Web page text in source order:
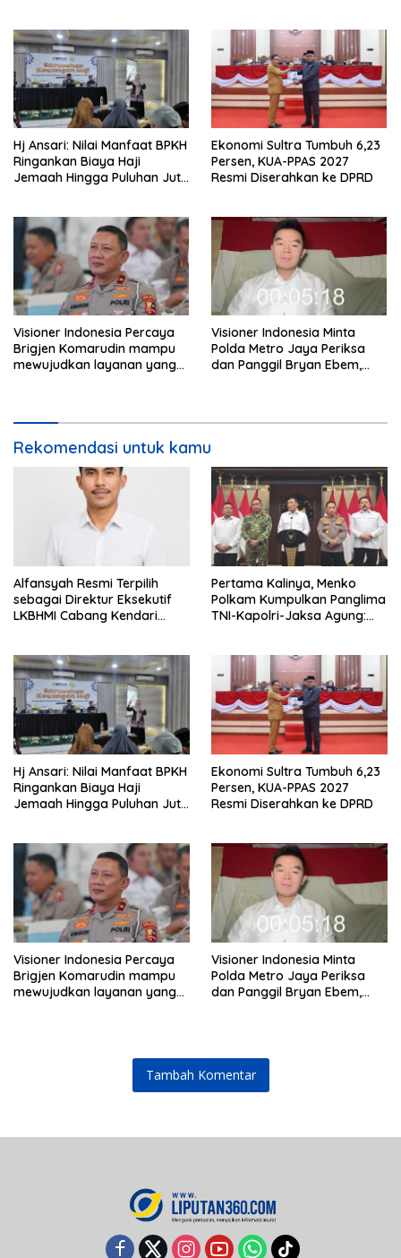
Hj Ansari: Nilai Manfaat BPKH
Ringankan Biaya Haji
Jemaah Hingga Puluhan Juta
Ekonomi Sultra Tumbuh 6,23
Persen, KUA-PPAS 2027
Resmi Diserahkan ke DPRD
Visioner Indonesia Percaya
Brigjen Komarudin mampu
mewujudkan layanan yang
Visioner Indonesia Minta
Polda Metro Jaya Periksa
dan Panggil Bryan Ebem,
Rekomendasi untuk kamu
Alfansyah Resmi Terpilih
sebagai Direktur Eksekutif
LKBHMI Cabang Kendari
Pertama Kalinya, Menko
Polkam Kumpulkan Panglima
TNI-Kapolri-Jaksa Agung:
Hj Ansari: Nilai Manfaat BPKH
Ringankan Biaya Haji
Jemaah Hingga Puluhan Juta
Ekonomi Sultra Tumbuh 6,23
Persen, KUA-PPAS 2027
Resmi Diserahkan ke DPRD
Visioner Indonesia Percaya
Brigjen Komarudin mampu
mewujudkan layanan yang
Visioner Indonesia Minta
Polda Metro Jaya Periksa
dan Panggil Bryan Ebem,
Tambah Komentar